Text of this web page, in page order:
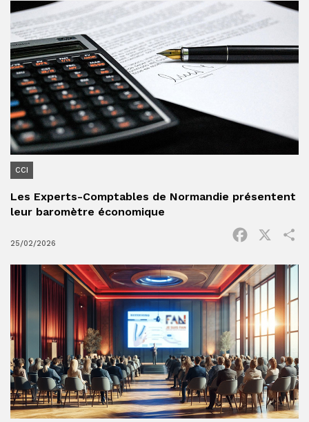
CCI
Les Experts-Comptables de Normandie présentent
leur baromètre économique
25/02/2026
Facebook